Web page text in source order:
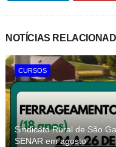
NOTÍCIAS
CURSOS
Sindicato Rural de São
SENAR em agosto